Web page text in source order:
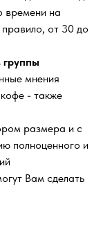
времени на
от 30 до
группы
мнения
- также
размера и с
полноценного и
Вам сделать